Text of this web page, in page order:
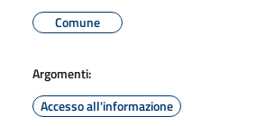
Comune
Argomenti:
Accesso all'informazione